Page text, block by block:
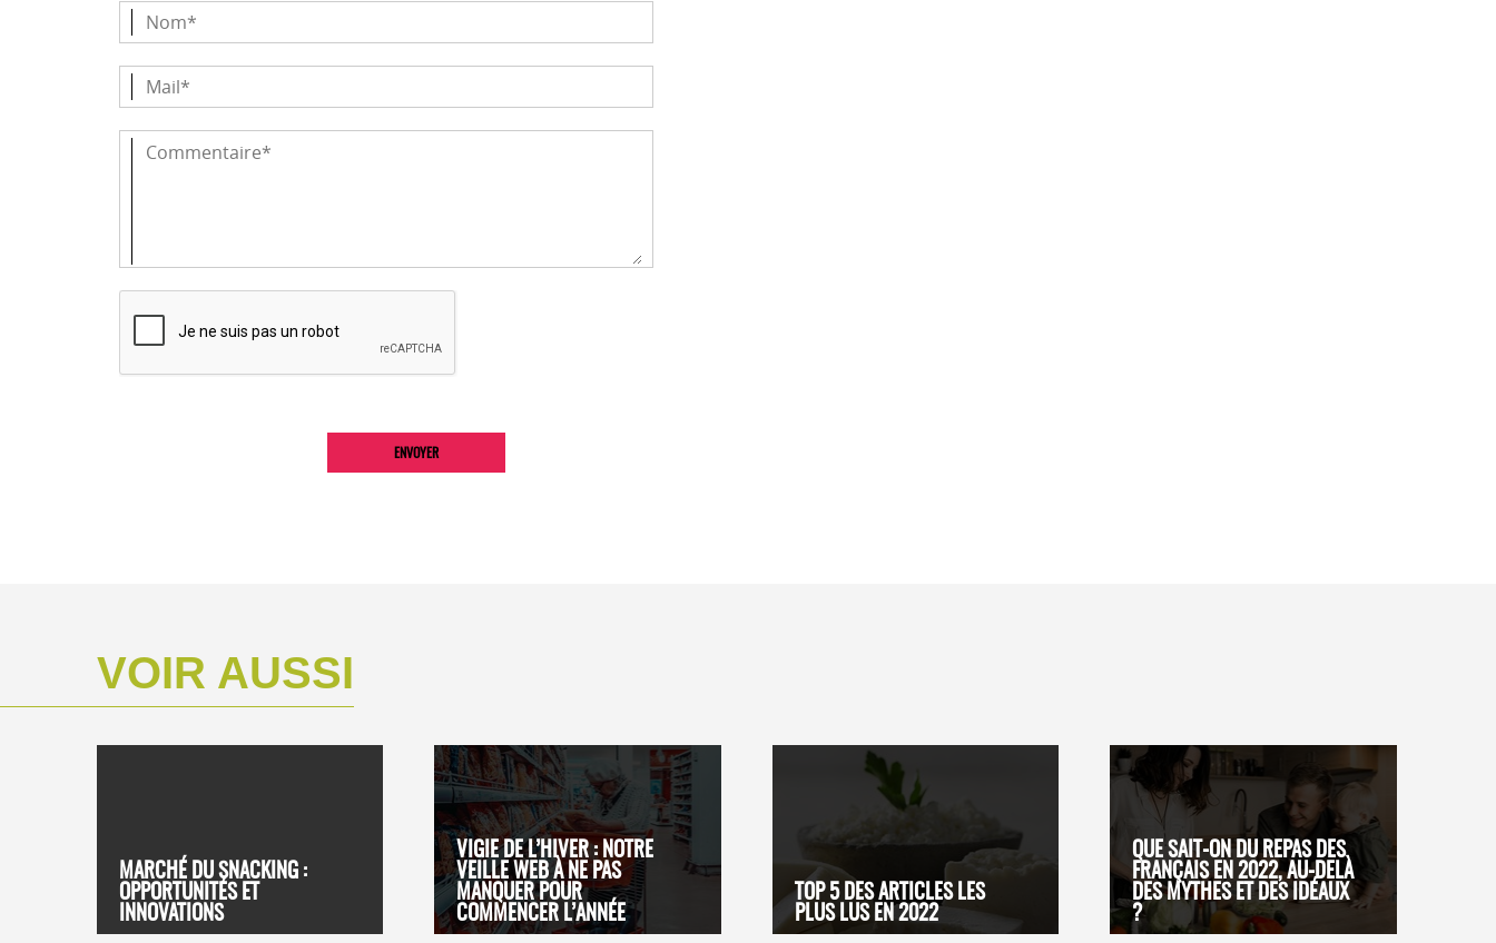
VOIR AUSSI
MARCHÉ DU SNACKING :
OPPORTUNITÉS ET
INNOVATIONS
VIGIE DE L’HIVER : NOTRE
VEILLE WEB À NE PAS
MANQUER POUR
COMMENCER L’ANNÉE
TOP 5 DES ARTICLES LES
PLUS LUS EN 2022
QUE SAIT-ON DU REPAS DES
FRANÇAIS EN 2022, AU-DELÀ
DES MYTHES ET DES IDÉAUX
?